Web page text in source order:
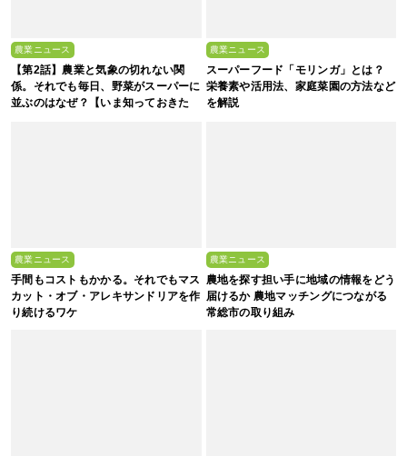
農業ニュース
【第2話】農業と気象の切れない関
係。それでも毎日、野菜がスーパーに
並ぶのはなぜ？【いま知っておきた
農業ニュース
スーパーフード「モリンガ」とは？
栄養素や活用法、家庭菜園の方法など
を解説
農業ニュース
手間もコストもかかる。それでもマス
カット・オブ・アレキサンドリアを作
り続けるワケ
農業ニュース
農地を探す担い手に地域の情報をどう
届けるか 農地マッチングにつながる
常総市の取り組み